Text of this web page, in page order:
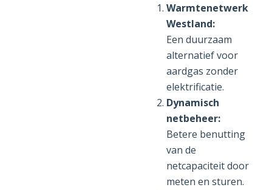
Warmtenetwerk
Westland:
Een duurzaam
alternatief voor
aardgas zonder
elektrificatie.
Dynamisch
netbeheer:
Betere benutting
van de
netcapaciteit door
meten en sturen.